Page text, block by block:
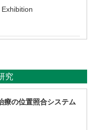
究
療の位置照合システム